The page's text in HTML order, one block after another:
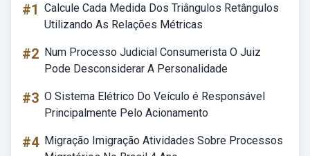
#1 Calcule Cada Medida Dos Triângulos Retângulos
Utilizando As Relações Métricas
#2 Num Processo Judicial Consumerista O Juiz
Pode Desconsiderar A Personalidade
#3 O Sistema Elétrico Do Veículo é Responsável
Principalmente Pelo Acionamento
#4 Migração Imigração Atividades Sobre Processos